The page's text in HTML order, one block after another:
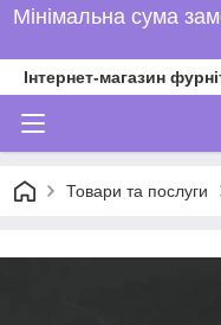
Мінімальна сума
Інтернет-магазин
Товари та послуги